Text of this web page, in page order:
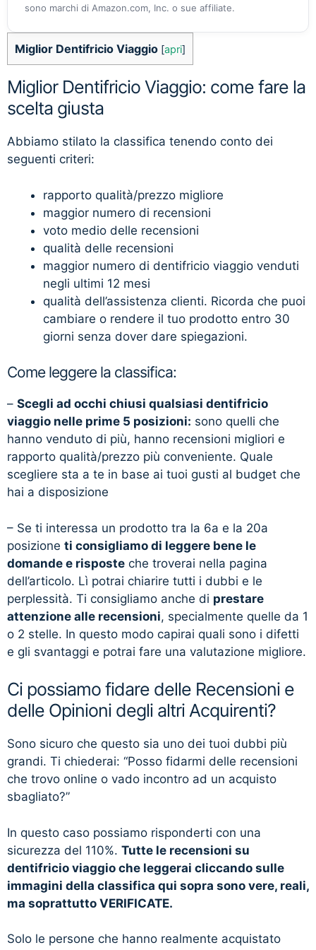
sono marchi di Amazon.com, Inc. o sue affiliate.
Miglior Dentifricio Viaggio [apri]
Miglior Dentifricio Viaggio: come fare la
scelta giusta
Abbiamo stilato la classifica tenendo conto dei
seguenti criteri:
rapporto qualità/prezzo migliore
maggior numero di recensioni
voto medio delle recensioni
qualità delle recensioni
maggior numero di dentifricio viaggio venduti
negli ultimi 12 mesi
qualità dell’assistenza clienti. Ricorda che puoi
cambiare o rendere il tuo prodotto entro 30
giorni senza dover dare spiegazioni.
Come leggere la classifica:
– Scegli ad occhi chiusi qualsiasi dentifricio
viaggio nelle prime 5 posizioni: sono quelli che
hanno venduto di più, hanno recensioni migliori e
rapporto qualità/prezzo più conveniente. Quale
scegliere sta a te in base ai tuoi gusti al budget che
hai a disposizione
– Se ti interessa un prodotto tra la 6a e la 20a
posizione ti consigliamo di leggere bene le
domande e risposte che troverai nella pagina
dell’articolo. Lì potrai chiarire tutti i dubbi e le
perplessità. Ti consigliamo anche di prestare
attenzione alle recensioni, specialmente quelle da 1
o 2 stelle. In questo modo capirai quali sono i difetti
e gli svantaggi e potrai fare una valutazione migliore.
Ci possiamo fidare delle Recensioni e
delle Opinioni degli altri Acquirenti?
Sono sicuro che questo sia uno dei tuoi dubbi più
grandi. Ti chiederai: “Posso fidarmi delle recensioni
che trovo online o vado incontro ad un acquisto
sbagliato?”
In questo caso possiamo risponderti con una
sicurezza del 110%. Tutte le recensioni su
dentifricio viaggio che leggerai cliccando sulle
immagini della classifica qui sopra sono vere, reali,
ma soprattutto VERIFICATE.
Solo le persone che hanno realmente acquistato